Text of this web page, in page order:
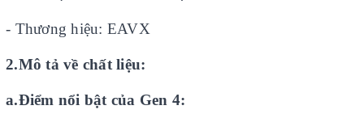
- Thương hiệu: EAVX
2.Mô tả về chất liệu:
a.Điểm nổi bật của Gen 4: